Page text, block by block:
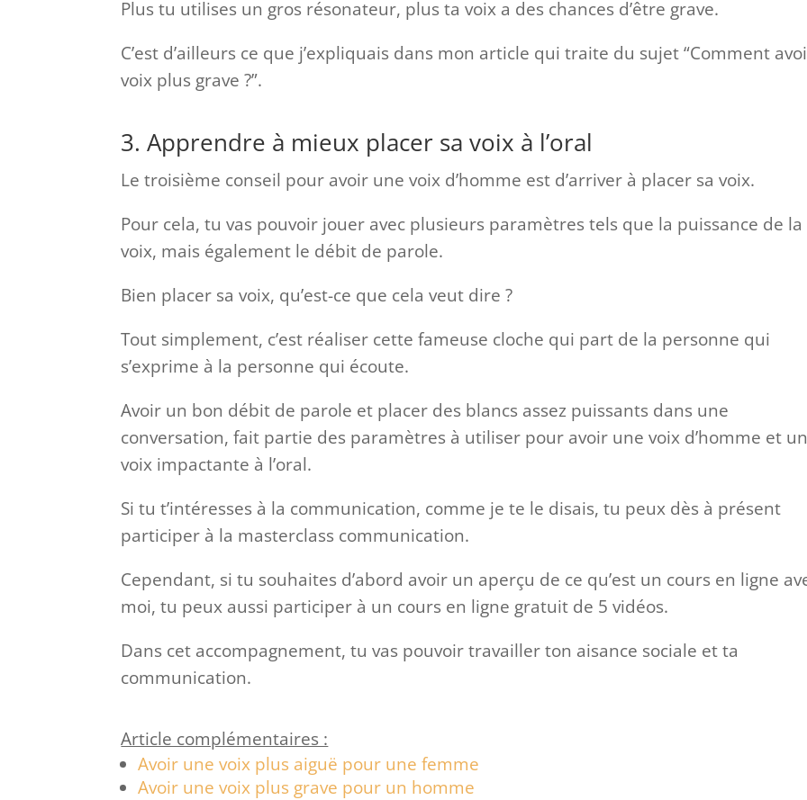
Plus tu utilises un gros résonateur, plus ta voix a des chances d’être grave.
C’est d’ailleurs ce que j’expliquais dans mon article qui traite du sujet “Comment
voix plus grave ?”.
3. Apprendre à mieux placer sa voix à l’oral
Le troisième conseil pour avoir une voix d’homme est d’arriver à placer sa voix.
Pour cela, tu vas pouvoir jouer avec plusieurs paramètres tels que la puissance de la
voix, mais également le débit de parole.
Bien placer sa voix, qu’est-ce que cela veut dire ?
Tout simplement, c’est réaliser cette fameuse cloche qui part de la personne qui
s’exprime à la personne qui écoute.
Avoir un bon débit de parole et placer des blancs assez puissants dans une
conversation, fait partie des paramètres à utiliser pour avoir une voix d’homme et
voix impactante à l’oral.
Si tu t’intéresses à la communication, comme je te le disais, tu peux dès à présent
participer à la masterclass communication.
Cependant, si tu souhaites d’abord avoir un aperçu de ce qu’est un cours en ligne
moi, tu peux aussi participer à un cours en ligne gratuit de 5 vidéos.
Dans cet accompagnement, tu vas pouvoir travailler ton aisance sociale et ta
communication.
Article complémentaires :
Avoir une voix plus aiguë pour une femme
Avoir une voix plus grave pour un homme